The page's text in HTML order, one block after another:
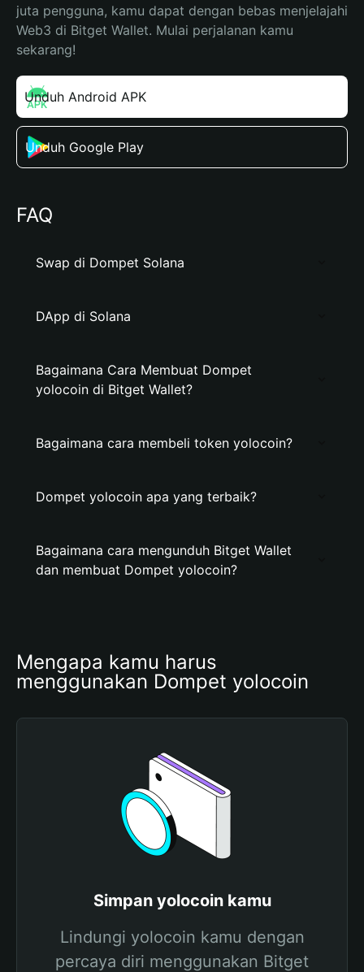
juta pengguna, kamu dapat dengan bebas menjelajahi
Web3 di Bitget Wallet. Mulai perjalanan kamu
sekarang!
Unduh Android APK
Unduh Google Play
FAQ
Swap di Dompet Solana
DApp di Solana
Bagaimana Cara Membuat Dompet
yolocoin di Bitget Wallet?
Bagaimana cara membeli token yolocoin?
Dompet yolocoin apa yang terbaik?
Bagaimana cara mengunduh Bitget Wallet
dan membuat Dompet yolocoin?
Mengapa kamu harus
menggunakan Dompet yolocoin
Simpan yolocoin kamu
Lindungi yolocoin kamu dengan
percaya diri menggunakan Bitget